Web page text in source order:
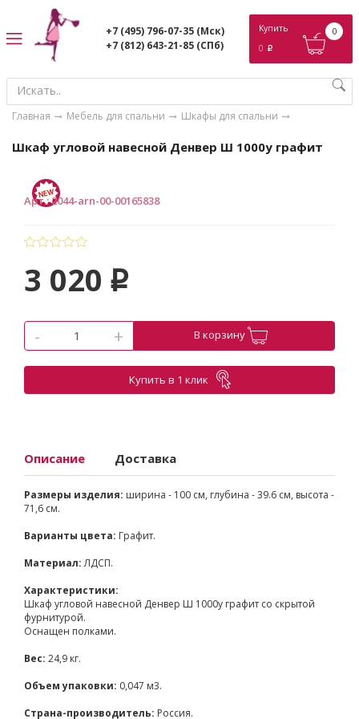
+7 (495) 796-07-35 (Мск)
+7 (812) 643-21-85 (СПб)
Купить
0 p
0
Главная Мебель для спальни Шкафы для спальни
Шкаф угловой навесной Денвер Ш 1000у графит
Арт.:2044-arn-00-00165838
3 020 p
- + В корзину
Купить в 1 клик
Описание Доставка
Размеры изделия: ширина - 100 см, глубина - 39.6 см, высота -
71,6 см.
Варианты цвета: Графит.
Материал:ЛДСП.
Характеристики:
Шкаф угловой навесной Денвер Ш 1000у графит со скрытой
фурнитурой.
Оснащен полками.
Вес: 24,9 кг.
Объем упаковки: 0,047 м3.
Страна-производитель: Россия.